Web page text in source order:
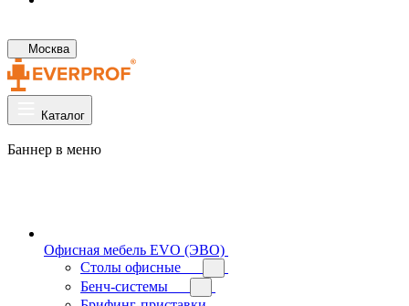
Москва
Каталог
Баннер в меню
Офисная мебель EVO (ЭВО)
Cтолы офисные
Бенч-системы